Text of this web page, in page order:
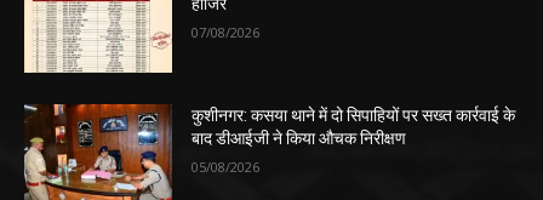
07/08/2026
कुशीनगर: कसया थाने में दो सिपाहियों पर सख्त कार्रवाई के
बाद डीआईजी ने किया औचक निरीक्षण
05/08/2026